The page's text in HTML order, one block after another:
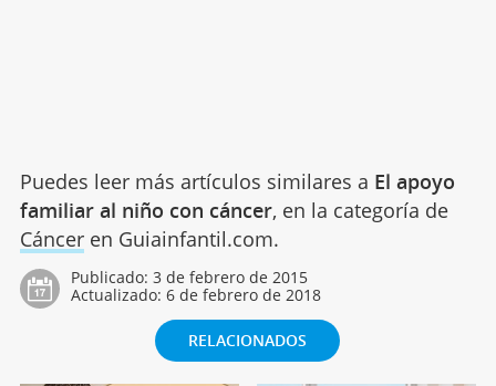
Puedes leer más artículos similares a El apoyo
familiar al niño con cáncer, en la categoría de
Cánceren Guiainfantil.com.
Publicado: 3 de febrero de 2015
Actualizado: 6 de febrero de 2018
RELACIONADOS